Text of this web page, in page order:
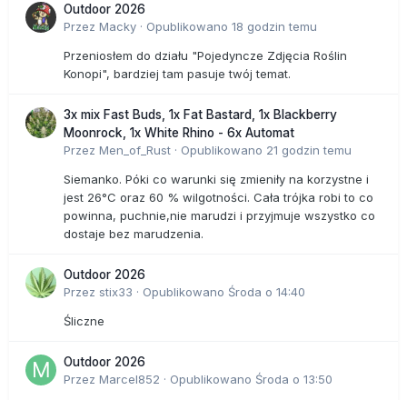
Outdoor 2026
Przez Macky · Opublikowano 18 godzin temu
Przeniosłem do działu "Pojedyncze Zdjęcia Roślin
Konopi", bardziej tam pasuje twój temat.
3x mix Fast Buds, 1x Fat Bastard, 1x Blackberry
Moonrock, 1x White Rhino - 6x Automat
Przez Men_of_Rust · Opublikowano 21 godzin temu
Siemanko. Póki co warunki się zmieniły na korzystne i
jest 26°C oraz 60 % wilgotności. Cała trójka robi to co
powinna, puchnie,nie marudzi i przyjmuje wszystko co
dostaje bez marudzenia.
Outdoor 2026
Przez stix33 · Opublikowano Środa o 14:40
Śliczne
Outdoor 2026
Przez Marcel852 · Opublikowano Środa o 13:50